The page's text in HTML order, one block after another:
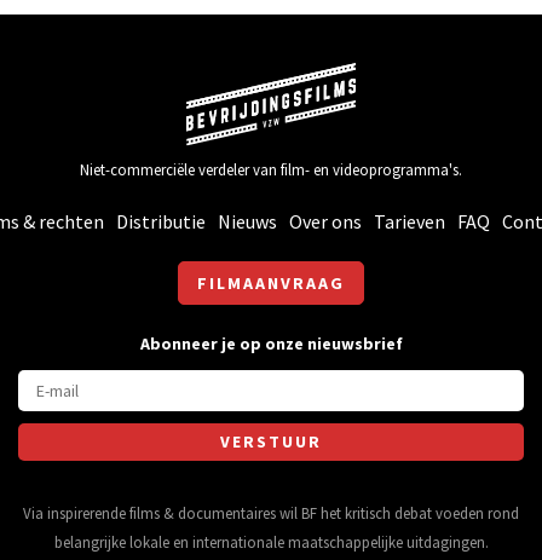
Niet-commerciële verdeler van film- en videoprogramma's.
& rechten Distributie Nieuws Over ons Tarieven FAQ
FILMAANVRAAG
Abonneer je op onze nieuwsbrief
Via inspirerende films & documentaires wil BF het kritisch debat voeden rond
belangrijke lokale en internationale maatschappelijke uitdagingen.